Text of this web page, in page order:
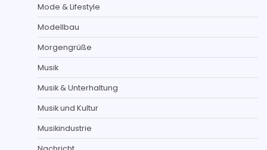
Mode & Lifestyle
Modellbau
Morgengrüße
Musik
Musik & Unterhaltung
Musik und Kultur
Musikindustrie